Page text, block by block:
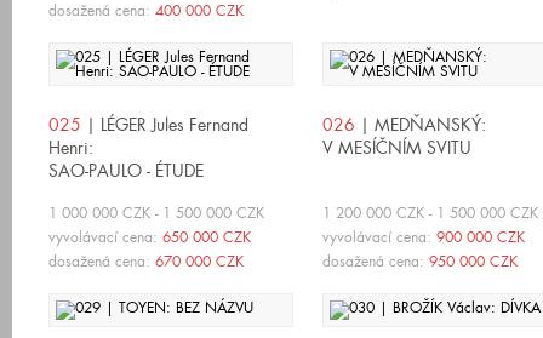
dosažená cena: 400 000 CZK
025 | LÉGER Jules Fernand
Henri:
SAO-PAULO - ÉTUDE
1 000 000 CZK - 1 500 000 CZK
vyvolávací cena: 650 000 CZK
dosažená cena: 670 000 CZK
026 | MEDŇANSKÝ:
V MESÍČNÍM SVITU
1 200 000 CZK - 1 500 000 CZK
vyvolávací cena: 900 000 CZK
dosažená cena: 950 000 CZK